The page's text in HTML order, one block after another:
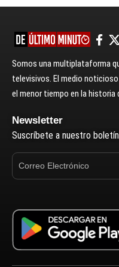
Somos una multiplataforma
televisivos. El medio
el menor tiempo en la historia
Newsletter
Suscríbete a nuestro